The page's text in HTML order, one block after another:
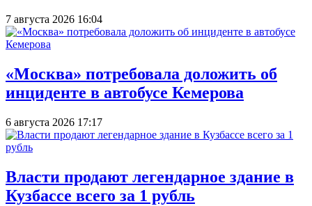
7 августа 2026 16:04
«Москва» потребовала доложить об
инциденте в автобусе Кемерова
6 августа 2026 17:17
Власти продают легендарное здание в
Кузбассе всего за 1 рубль